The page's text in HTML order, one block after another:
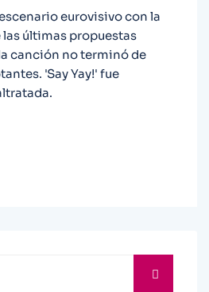
eurovisivo con la
últimas propuestas
canción no terminó de
'Say Yay!' fue